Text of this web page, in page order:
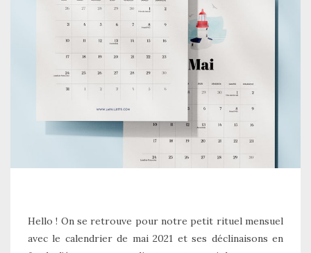
Hello ! On se retrouve pour notre petit rituel mensuel
avec le calendrier de mai 2021 et ses déclinaisons en